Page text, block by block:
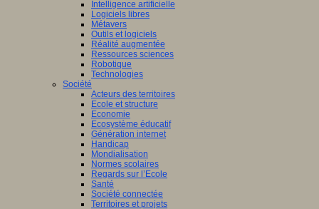
Intelligence artificielle
Logiciels libres
Métavers
Outils et logiciels
Réalité augmentée
Ressources sciences
Robotique
Technologies
Société
Acteurs des territoires
Ecole et structure
Economie
Ecosystème éducatif
Génération internet
Handicap
Mondialisation
Normes scolaires
Regards sur l’Ecole
Santé
Société connectée
Territoires et projets